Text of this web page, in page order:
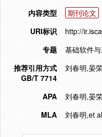
内容类型
期刊论文
URI标识
http://
专题
基础软件
推荐引用方式
GB/T 7714
刘春明,晏
APA
刘春明,晏
MLA
刘春明,et